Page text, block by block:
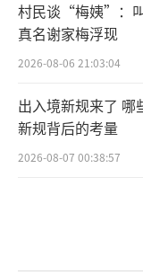
村民谈“梅姨”：
真名谢家梅浮现
2026-08-06 21:03:04
出入境新规来了
新规背后的考量
2026-08-07 00:38:57